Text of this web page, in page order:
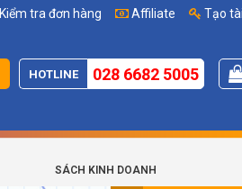
Affiliate Tạo
Kiểm tra đơn hàng
HOTLINE 028 6682 5005
SÁCH KINH DOANH